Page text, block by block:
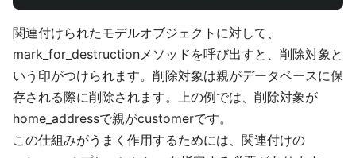
関連付けられたモデルオブジェクトに対して、
mark_for_destructionメソッドを呼び出すと、削除対象と
いう印がつけられます。削除対象は親がデータベースに保
存される際に削除されます。上の例では、削除対象が
home_addressで親がcustomerです。
この仕組みがうまく作用するためには、関連付けの